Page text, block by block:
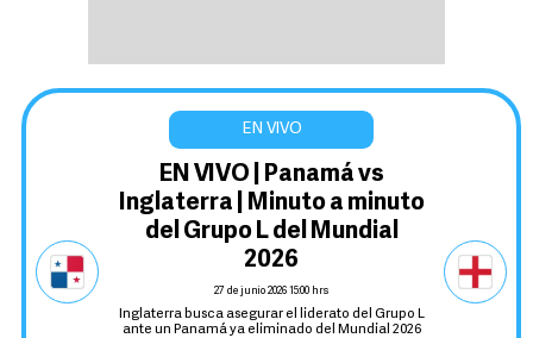
EN VIVO | Panamá vs
Inglaterra | Minuto a minuto
del Grupo L del Mundial
2026
27 de junio 2026 15:00 hrs
Inglaterra busca asegurar el liderato del Grupo L
ante un Panamá ya eliminado del Mundial 2026